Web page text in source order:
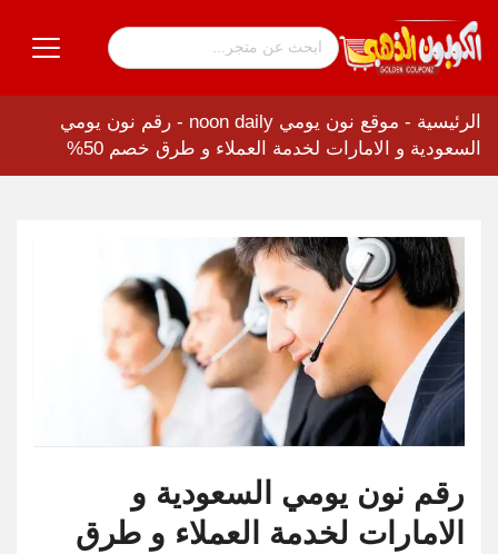
الرئيسية - موقع نون يومي noon daily - رقم نون يومي
السعودية و الامارات لخدمة العملاء و طرق خصم 50%
رقم نون يومي السعودية و
الامارات لخدمة العملاء و طرق